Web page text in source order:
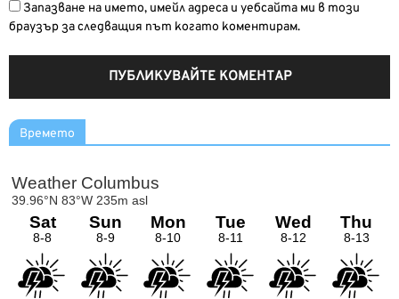
Запазване на името, имейл адреса и уебсайта ми в този
браузър за следващия път когато коментирам.
Времето